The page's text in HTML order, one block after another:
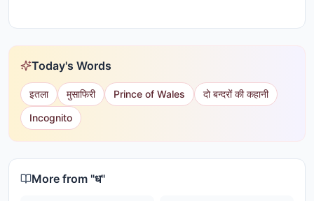
Today's Words
इतला मुसाफिरी Prince of Wales
दो बन्दरों की कहानी
Incognito
More from "ध"